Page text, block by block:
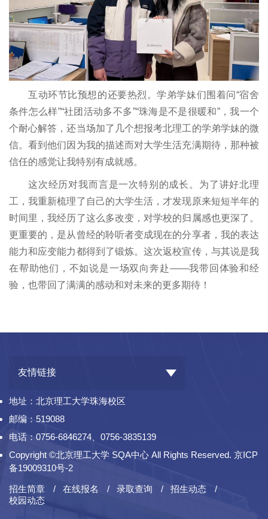
互动环节比预想的还要热烈。学弟学妹们围着问“宿舍
条件怎么样”“社团活动多不多”“珠海是不是很暖和”，我一个
个耐心解答，还当场加了几个想报考北理工的学弟学妹的微
信。看到他们因为我的描述而对大学生活充满期待，那种被
信任的感觉让我特别有成就感。
这次经历对我而言是一次特别的成长。为了讲好北理
工，我重新梳理了自己的大学生活，才发现原来短短半年的
时间里，我经历了这么多改变，对学校的归属感也更深了。
更重要的，是从曾经的聆听者变成现在的分享者，我的表达
能力和应变能力都得到了锻炼。这次返校宣传，与其说是我
在帮助他们，不如说是一场双向奔赴——我带回体验和经
验，也带回了满满的感动和对未来的更多期待！
友情链接
地址：北京理工大学珠海校区
邮编：519088
电话：0756-6846274、0756-3835139
Copyright ©北京理工大学 SQA中心 All Rights Reserved. 京ICP
备19009310号-2
招生简章 在线报名 录取查询
招生动态
校园动态